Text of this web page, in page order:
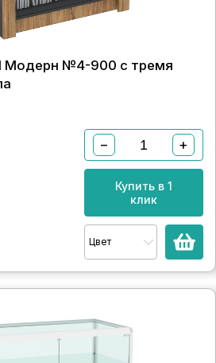
Модерн №4-900 с тремя
− +
Купить в 1
клик
Цвет